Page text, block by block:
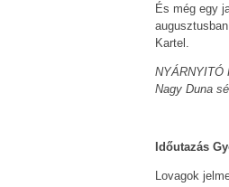
És még egy
Kartel.
NYÁRNYITÓ
Nagy Duna
Időutazás
Lovagok